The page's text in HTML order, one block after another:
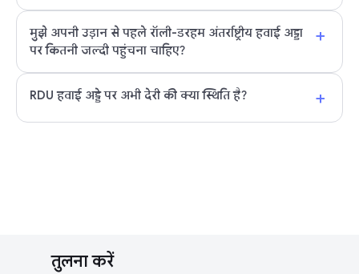
मुझे अपनी उड़ान से पहले रॉली-डरहम अंतर्राष्ट्रीय हवाई अड्डा
पर कितनी जल्दी पहुंचना चाहिए?
+
RDU हवाई अड्डे पर अभी देरी की क्या स्थिति है? +
तुलना करें